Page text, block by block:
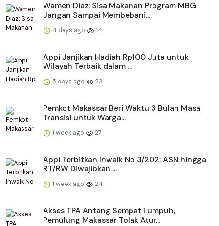
Wamen Diaz: Sisa Makanan Program MBG
Jangan Sampai Membebani...
4 days ago 14
Appi Janjikan Hadiah Rp100 Juta untuk
Wilayah Terbaik dalam ...
5 days ago 23
Pemkot Makassar Beri Waktu 3 Bulan Masa
Transisi untuk Warga...
1 week ago 27
Appi Terbitkan Inwalk No 3/202: ASN hingga
RT/RW Diwajibkan ...
1 week ago 24
Akses TPA Antang Sempat Lumpuh,
Pemulung Makassar Tolak Atur...